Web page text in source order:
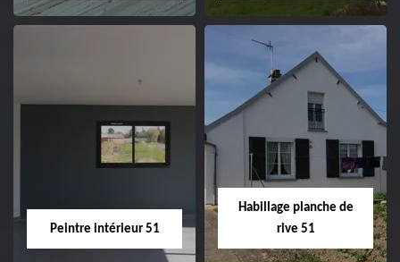
51
Nettoyage et
ravalement de
façade 51
Peintre intérieur 51
Habillage planche de
rive 51